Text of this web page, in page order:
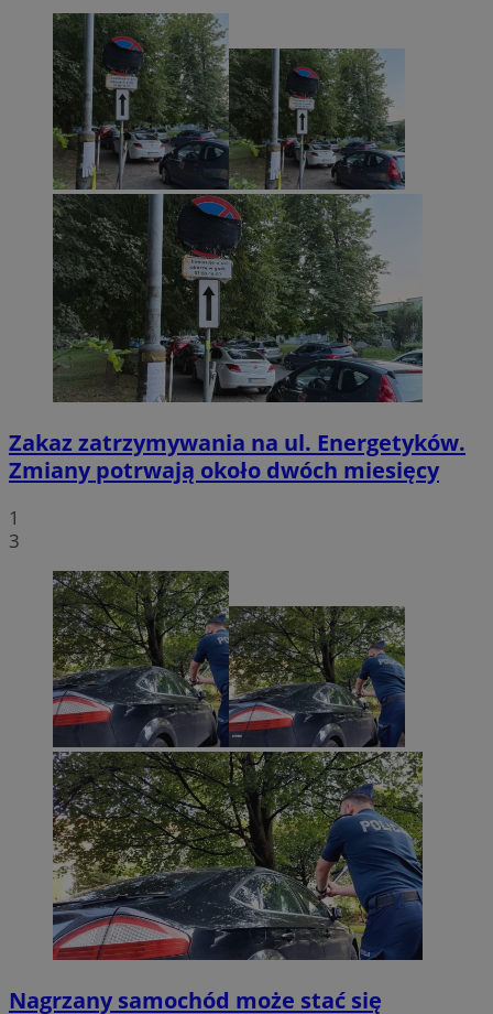
Zakaz zatrzymywania na ul. Energetyków.
Zmiany potrwają około dwóch miesięcy
1
3
Nagrzany samochód może stać się